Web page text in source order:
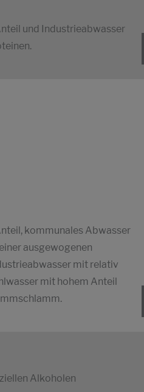
und Industrieabwasser
kommunales Abwasser
ausgewogenen
mit relativ
mit hohem Anteil
Alkoholen